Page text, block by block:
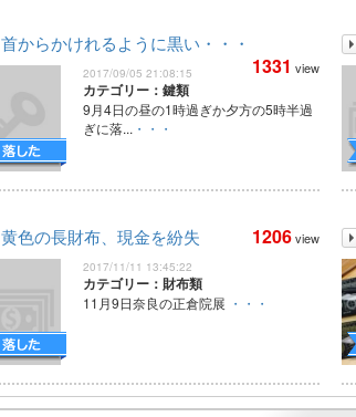
首からかけれるように黒い・・・
1331 view
2017/09/05 21:08:15
カテゴリー：鍵類
9月4日の昼の1時過ぎか夕方の5時半過
ぎに落... ・・・
黄色の長財布、現金を紛失 1206view
2017/11/11 13:45:22
カテゴリー：財布類
11月9日奈良の正倉院展 ・・・